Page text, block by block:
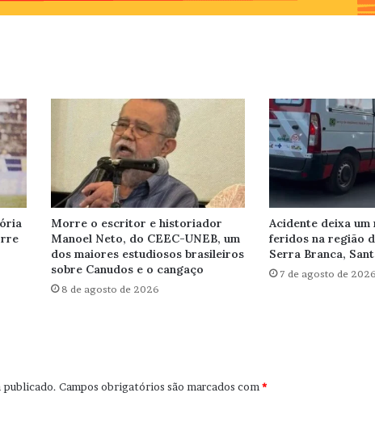
Morre o escritor e historiador
Manoel Neto, do CEEC-UNEB, um
dos maiores estudiosos brasileiros
sobre Canudos e o cangaço
8 de agosto de 2026
Acidente deixa
feridos na região
Serra Branca,
7 de agosto de 2026
publicado. Campos obrigatórios são marcados com*